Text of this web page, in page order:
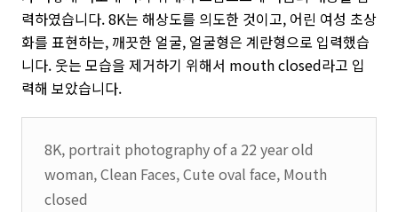
력하였습니다. 8K는 해상도를 의도한 것이고, 어린 여성 초상
화를 표현하는, 깨끗한 얼굴, 얼굴형은 계란형으로 입력했습
니다. 웃는 모습을 제거하기 위해서 mouth closed라고 입
력해 보았습니다.
8K, portrait photography of a 22 year old
woman, Clean Faces, Cute oval face, Mouth
closed